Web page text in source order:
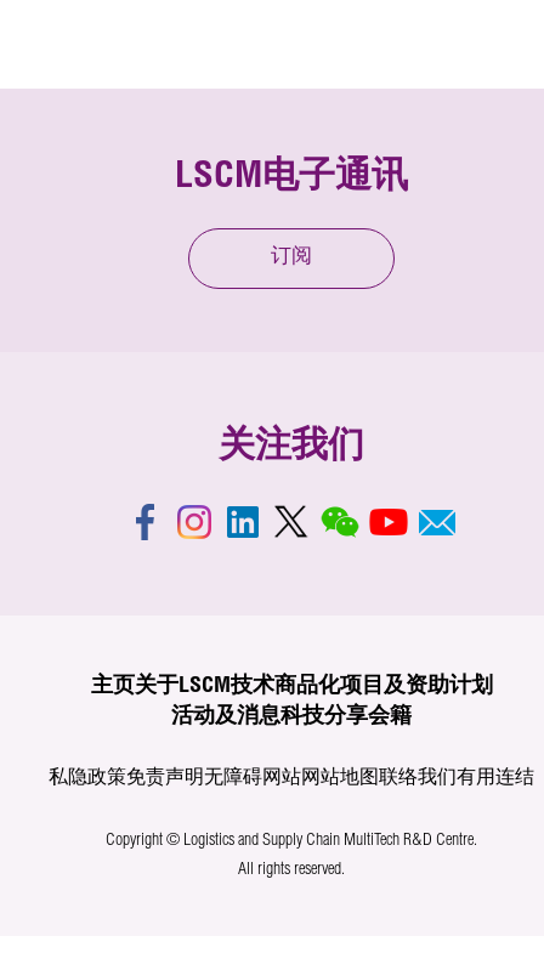
LSCM电子通讯
订阅
关注我们
主页关于LSCM技术商品化项目及资助计划
活动及消息科技分享会籍
私隐政策免责声明无障碍网站网站地图联络我们有用连结
Copyright © Logistics and Supply Chain MultiTech R&D Centre.
All rights reserved.